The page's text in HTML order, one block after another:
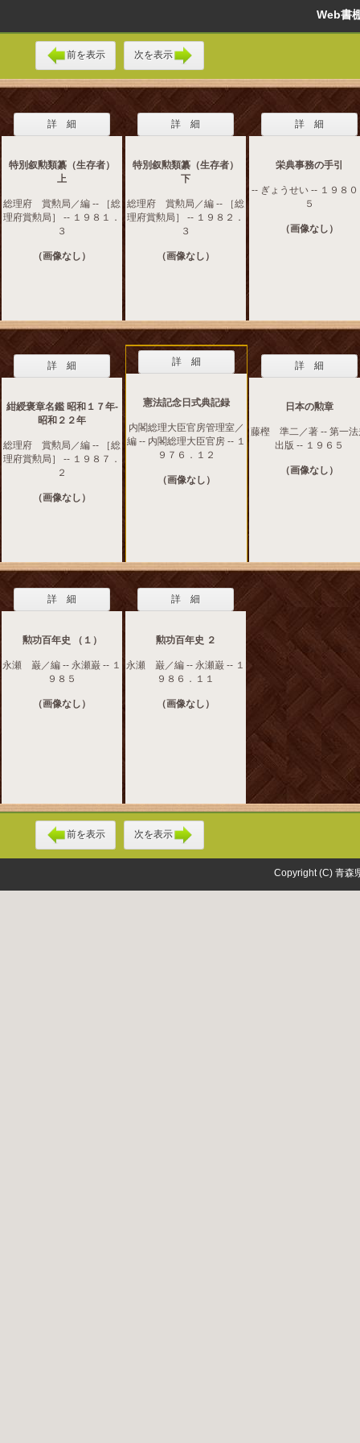
Web
前を表示 次を表示
詳 細
特別叙勲類纂（生存者）
上
総理府 賞勲局／編 -- ［総
理府賞勲局］ -- １９８１．
３
（画像なし）
詳 細
特別叙勲類纂（生存者）
下
総理府 賞勲局／編 -- ［総
理府賞勲局］ -- １９８２．
３
（画像なし）
詳 細
栄典事務の手引
-- ぎょうせい -- １９８０
５
（画像なし）
詳 細
紺綬褒章名鑑 昭和１７年‐
昭和２２年
総理府 賞勲局／編 -- ［総
理府賞勲局］ -- １９８７．
２
（画像なし）
詳 細
憲法記念日式典記録
内閣総理大臣官房管理室／
編 -- 内閣総理大臣官房 -- １
９７６．１２
（画像なし）
詳 細
日本の勲章
藤樫 準二／著 -- 第一法
出版 -- １９６５
（画像なし）
詳 細
勲功百年史 （１）
永瀬 巌／編 -- 永瀬巌 -- １
９８５
（画像なし）
詳 細
勲功百年史 ２
永瀬 巌／編 -- 永瀬巌 -- １
９８６．１１
（画像なし）
前を表示 次を表示
Copyright (C) 青森